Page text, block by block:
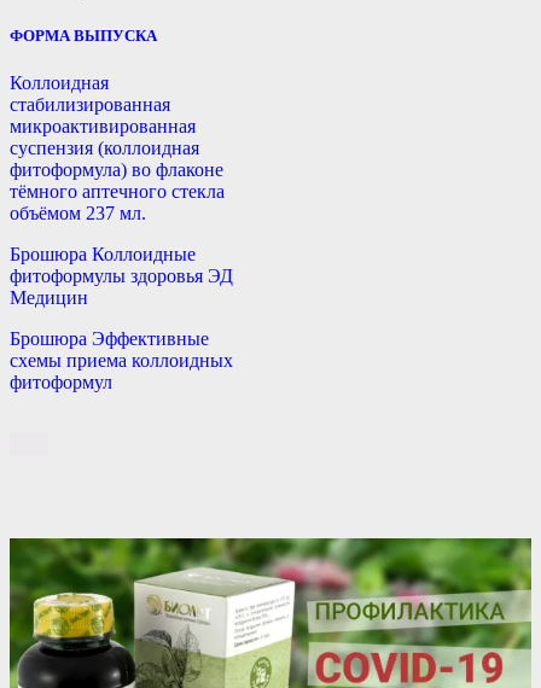
ФОРМА ВЫПУСКА
Коллоидная
стабилизированная
микроактивированная
суспензия (коллоидная
фитоформула) во флаконе
тёмного аптечного стекла
объёмом 237 мл.
Брошюра Коллоидные
фитоформулы здоровья ЭД
Медицин
Брошюра Эффективные
схемы приема коллоидных
фитоформул